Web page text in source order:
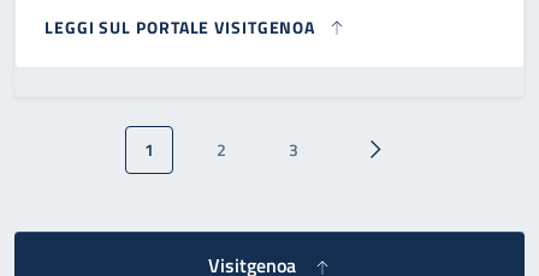
LEGGI SUL PORTALE VISITGENOA
Paginazione
Pagina attuale
1 Pagina
2 Pagina
3 Pagina successiva
Visitgenoa